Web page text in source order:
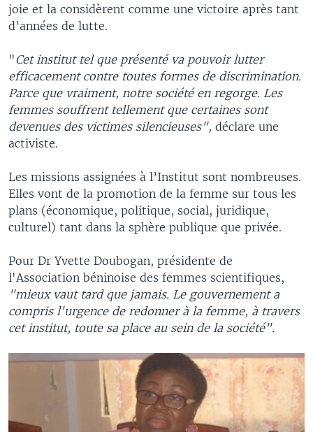
joie et la considèrent comme une victoire après tant
d’années de lutte.
"Cet institut tel que présenté va pouvoir lutter
efficacement contre toutes formes de discrimination.
Parce que vraiment, notre société en regorge. Les
femmes souffrent tellement que certaines sont
devenues des victimes silencieuses", déclare une
activiste.
Les missions assignées à l’Institut sont nombreuses.
Elles vont de la promotion de la femme sur tous les
plans (économique, politique, social, juridique,
culturel) tant dans la sphère publique que privée.
Pour Dr Yvette Doubogan, présidente de
l'Association béninoise des femmes scientifiques,
"mieux vaut tard que jamais. Le gouvernement a
compris l'urgence de redonner à la femme, à travers
cet institut, toute sa place au sein de la société".